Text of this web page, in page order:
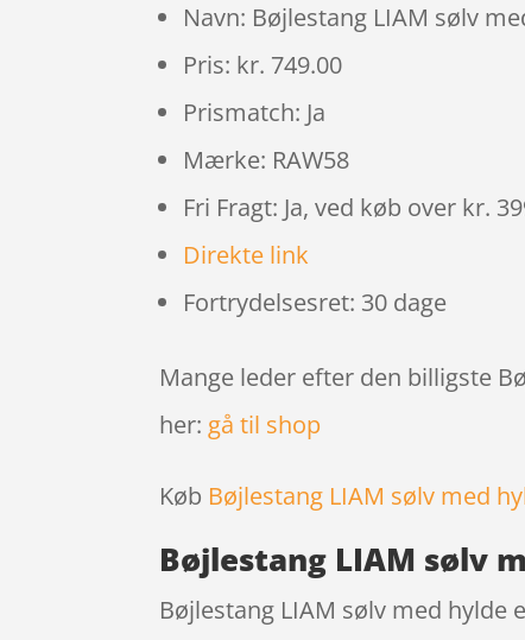
Navn: Bøjlestang LIAM sølv
Pris: kr. 749.00
Prismatch: Ja
Mærke: RAW58
Fri Fragt: Ja, ved køb over kr.
Direkte link
Fortrydelsesret: 30 dage
Mange leder efter den billigste
her:gå til shop
Køb Bøjlestang LIAM sølv med
Bøjlestang LIAM sølv
Bøjlestang LIAM sølv med hylde